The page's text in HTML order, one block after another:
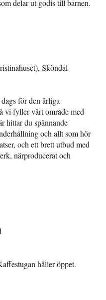
delar ut godis till barnen.
Sköndal
för den årliga
vi fyller vårt område med
hittar du spännande
och allt som hör
och ett brett utbud med
närproducerat och
håller öppet.